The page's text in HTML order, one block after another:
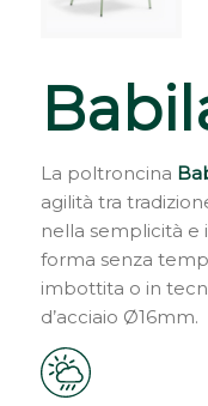
La poltroncina
agilità tra
nella semplicità e
forma senza
imbottita o in
d’acciaio Ø16mm.